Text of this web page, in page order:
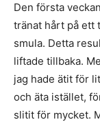
Den första
tränat hårt på ett
smula. Detta
liftade tillbaka.
jag hade ätit för
och äta istället,
slitit för mycket.